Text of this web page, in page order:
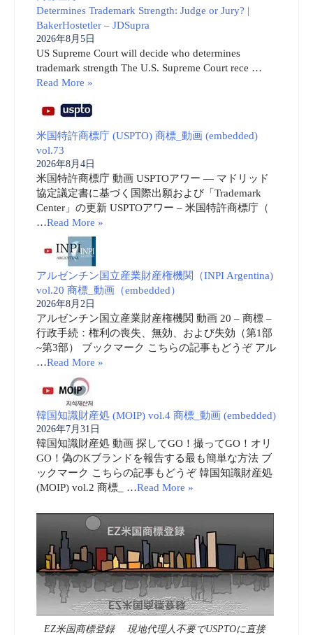
Determines Trademark Strength: Judge or Jury? |
BakerHostetler – JDSupra
2026年8月5日
US Supreme Court will decide who determines
trademark strength The U.S. Supreme Court rece …
Read More »
米国特許商標庁 (USPTO) 商標_動画 (embedded)
vol.73
2026年8月4日
米国特許商標庁 動画 USPTOアワー ― マドリッド
協定議定書に基づく国際出願および「Trademark
Center」の更新 USPTOアワー – 米国特許商標庁（
…Read More »
アルゼンチン国立産業財産権機関（INPI Argentina)
vol.20 商標_動画（embedded）
2026年8月2日
アルゼンチン国立産業財産権機関 動画 20 – 商標 –
行政手続：権利の喪失、無効、および失効（第1部
~第3部） ブックマーク こちらの記事もどうぞ アル
…Read More »
韓国知識財産処 (MOIP) vol.4 商標_動画 (embedded)
2026年7月31日
韓国知識財産処 動画 探してGO！撮ってGO！オリ
GO！偽のKブランドを報告する最も簡単な方法 ブ
ックマーク こちらの記事もどうぞ 韓国知識財産処
(MOIP) vol.2 商標_ …Read More »
EZ米国商標登録 現地代理人不要でUSPTOに直接